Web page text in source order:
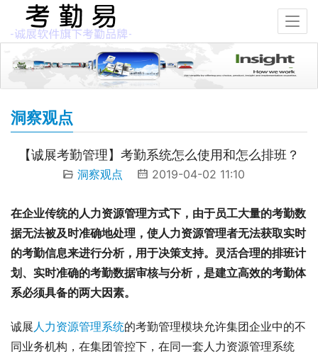
洞察观点
【诚展考勤管理】考勤系统怎么使用和怎么排班？
洞察观点 2019-04-02 11:10
在企业传统的人力资源管理方式下，由于员工大量的考勤数
据无法被及时准确地处理，使人力资源管理者无法获取实时
的考勤信息来进行分析，用于决策支持。灵活合理的排班计
划、实时准确的考勤数据审核与分析，是建立高效的考勤体
系必须具备的两大因素。
诚展 人力资源管理系统的考勤管理模块允许集团企业中的不
同业务机构，在集团管控下，在同一套人力资源管理系统